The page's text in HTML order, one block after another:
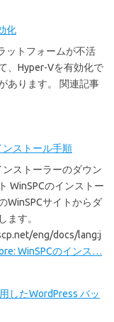
化
ットフォームが不活
、Hyper-Vを有効化で
あります。 関連記事
ンストール手順
ンストーラーのダウン
WinSPCのインストー
WinSPCサイトからダ
ます。
eng/docs/lang:j
WinSPCのインス…
したWordPress バッ